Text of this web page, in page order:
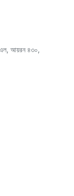
আয়রন ৪৩০,